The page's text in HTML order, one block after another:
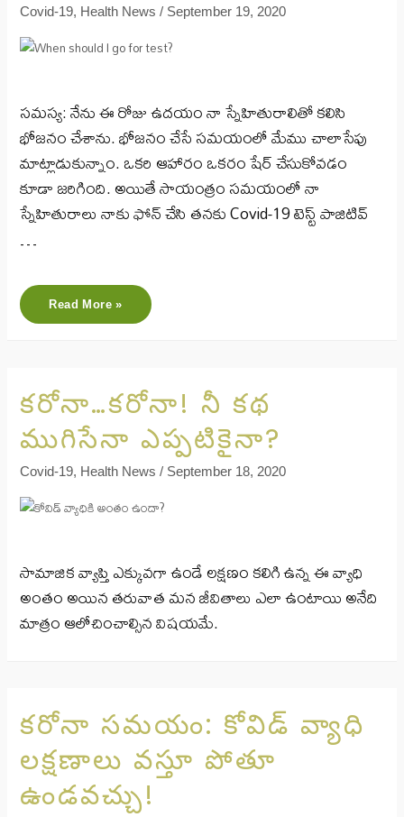
Covid-19, Health News / September 19, 2020
సమస్య: నేను ఈ రోజు ఉదయం నా స్నేహితురాలితో కలిసి
భోజనం చేశాను. భోజనం చేసే సమయంలో మేము చాలాసేపు
మాట్లాడుకున్నాం. ఒకరి ఆహారం ఒకరం షేర్ చేసుకోవడం
కూడా జరిగింది. అయితే సాయంత్రం సమయంలో నా
స్నేహితురాలు నాకు ఫోన్ చేసి తనకు Covid-19 టెస్ట్ పాజిటివ్
…
Read More »
కరోనా…కరోనా! నీ కథ
ముగిసేనా ఎప్పటికైనా?
Covid-19, Health News / September 18, 2020
సామాజిక వ్యాప్తి ఎక్కువగా ఉండే లక్షణం కలిగి ఉన్న ఈ వ్యాధి
అంతం అయిన తరువాత మన జీవితాలు ఎలా ఉంటాయి అనేది
మాత్రం ఆలోచించాల్సిన విషయమే.
కరోనా సమయం: కోవిడ్ వ్యాధి
లక్షణాలు వస్తూ పోతూ
ఉండవచ్చు!